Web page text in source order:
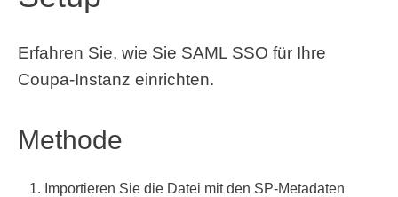
Erfahren Sie, wie Sie SAML SSO für Ihre
Coupa-Instanz einrichten.
Methode
Importieren Sie die Datei mit den SP-Metadaten